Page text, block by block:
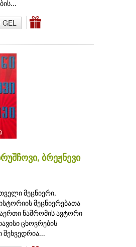
GEL
ბრეჟნევი
მეცნიერი,
მეცნიერებათა
ნაშრომის ავტორი
ცხოვრების
შეხვედრია...